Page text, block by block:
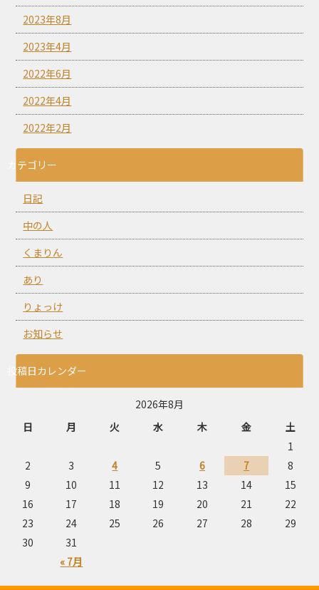
2023年8月
2023年4月
2022年6月
2022年4月
2022年2月
カテゴリー
日記
中の人
くまりん
あり
りょっけ
お知らせ
投稿日カレンダー
2026年8月
日
月 火 水 木 金 土
« 7月
1
2
3 4 5 6 7
8
9
10 11 12 13 14
15
16
17 18 19 20 21
22
23
24 25 26 27 28
29
30
31